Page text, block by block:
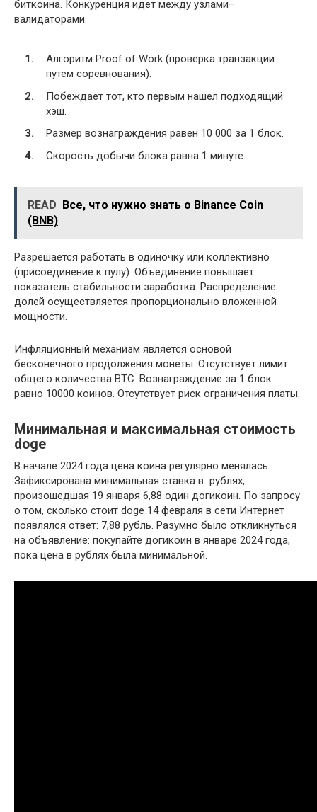
биткоина. Конкуренция идет между узлами–
валидаторами.
Алгоритм Proof of Work (проверка транзакции
путем соревнования).
Побеждает тот, кто первым нашел подходящий
хэш.
Размер вознаграждения равен 10 000 за 1 блок.
Скорость добычи блока равна 1 минуте.
READ Все, что нужно знать о Binance Coin
(BNB)
Разрешается работать в одиночку или коллективно
(присоединение к пулу). Объединение повышает
показатель стабильности заработка. Распределение
долей осуществляется пропорционально вложенной
мощности.
Инфляционный механизм является основой
бесконечного продолжения монеты. Отсутствует лимит
общего количества ВТС. Вознаграждение за 1 блок
равно 10000 коинов. Отсутствует риск ограничения платы.
Минимальная и максимальная стоимость
doge
В начале 2024 года цена коина регулярно менялась.
Зафиксирована минимальная ставка в рублях,
произошедшая 19 января 6,88 один догикоин. По запросу
о том, сколько стоит doge 14 февраля в сети Интернет
появлялся ответ: 7,88 рубль. Разумно было откликнуться
на объявление: покупайте догикоин в январе 2024 года,
пока цена в рублях была минимальной.